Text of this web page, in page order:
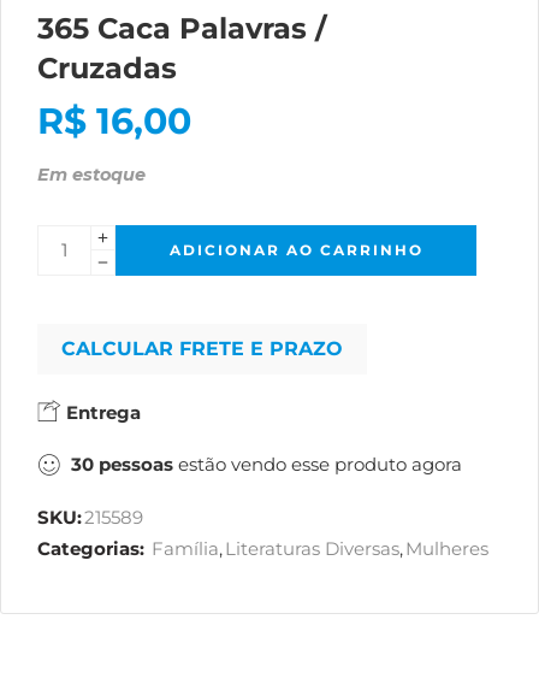
365 Caca Palavras /
Cruzadas
R$ 16,00
Em estoque
ADICIONAR AO CARRINHO
CALCULAR FRETE E PRAZO
Entrega
30 pessoas estão vendo esse produto agora
SKU:215589
Categorias: Família,Literaturas Diversas,Mulheres